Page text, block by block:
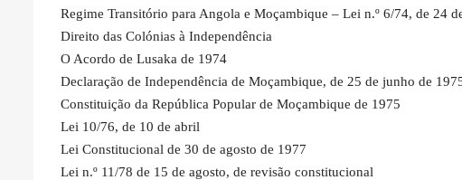
Regime Transitório para Angola e Moçambique – Lei n.º 6/74, de 24
Direito das Colónias à Independência
O Acordo de Lusaka de 1974
Declaração de Independência de Moçambique, de 25 de junho de
Constituição da República Popular de Moçambique de 1975
Lei 10/76, de 10 de abril
Lei Constitucional de 30 de agosto de 1977
Lei n.º 11/78 de 15 de agosto, de revisão constitucional